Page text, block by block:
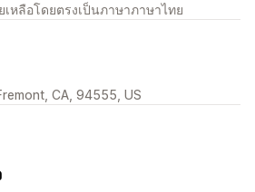
หลือโดยตรงเป็นภาษาภาษาไทย
CA, 94555, US